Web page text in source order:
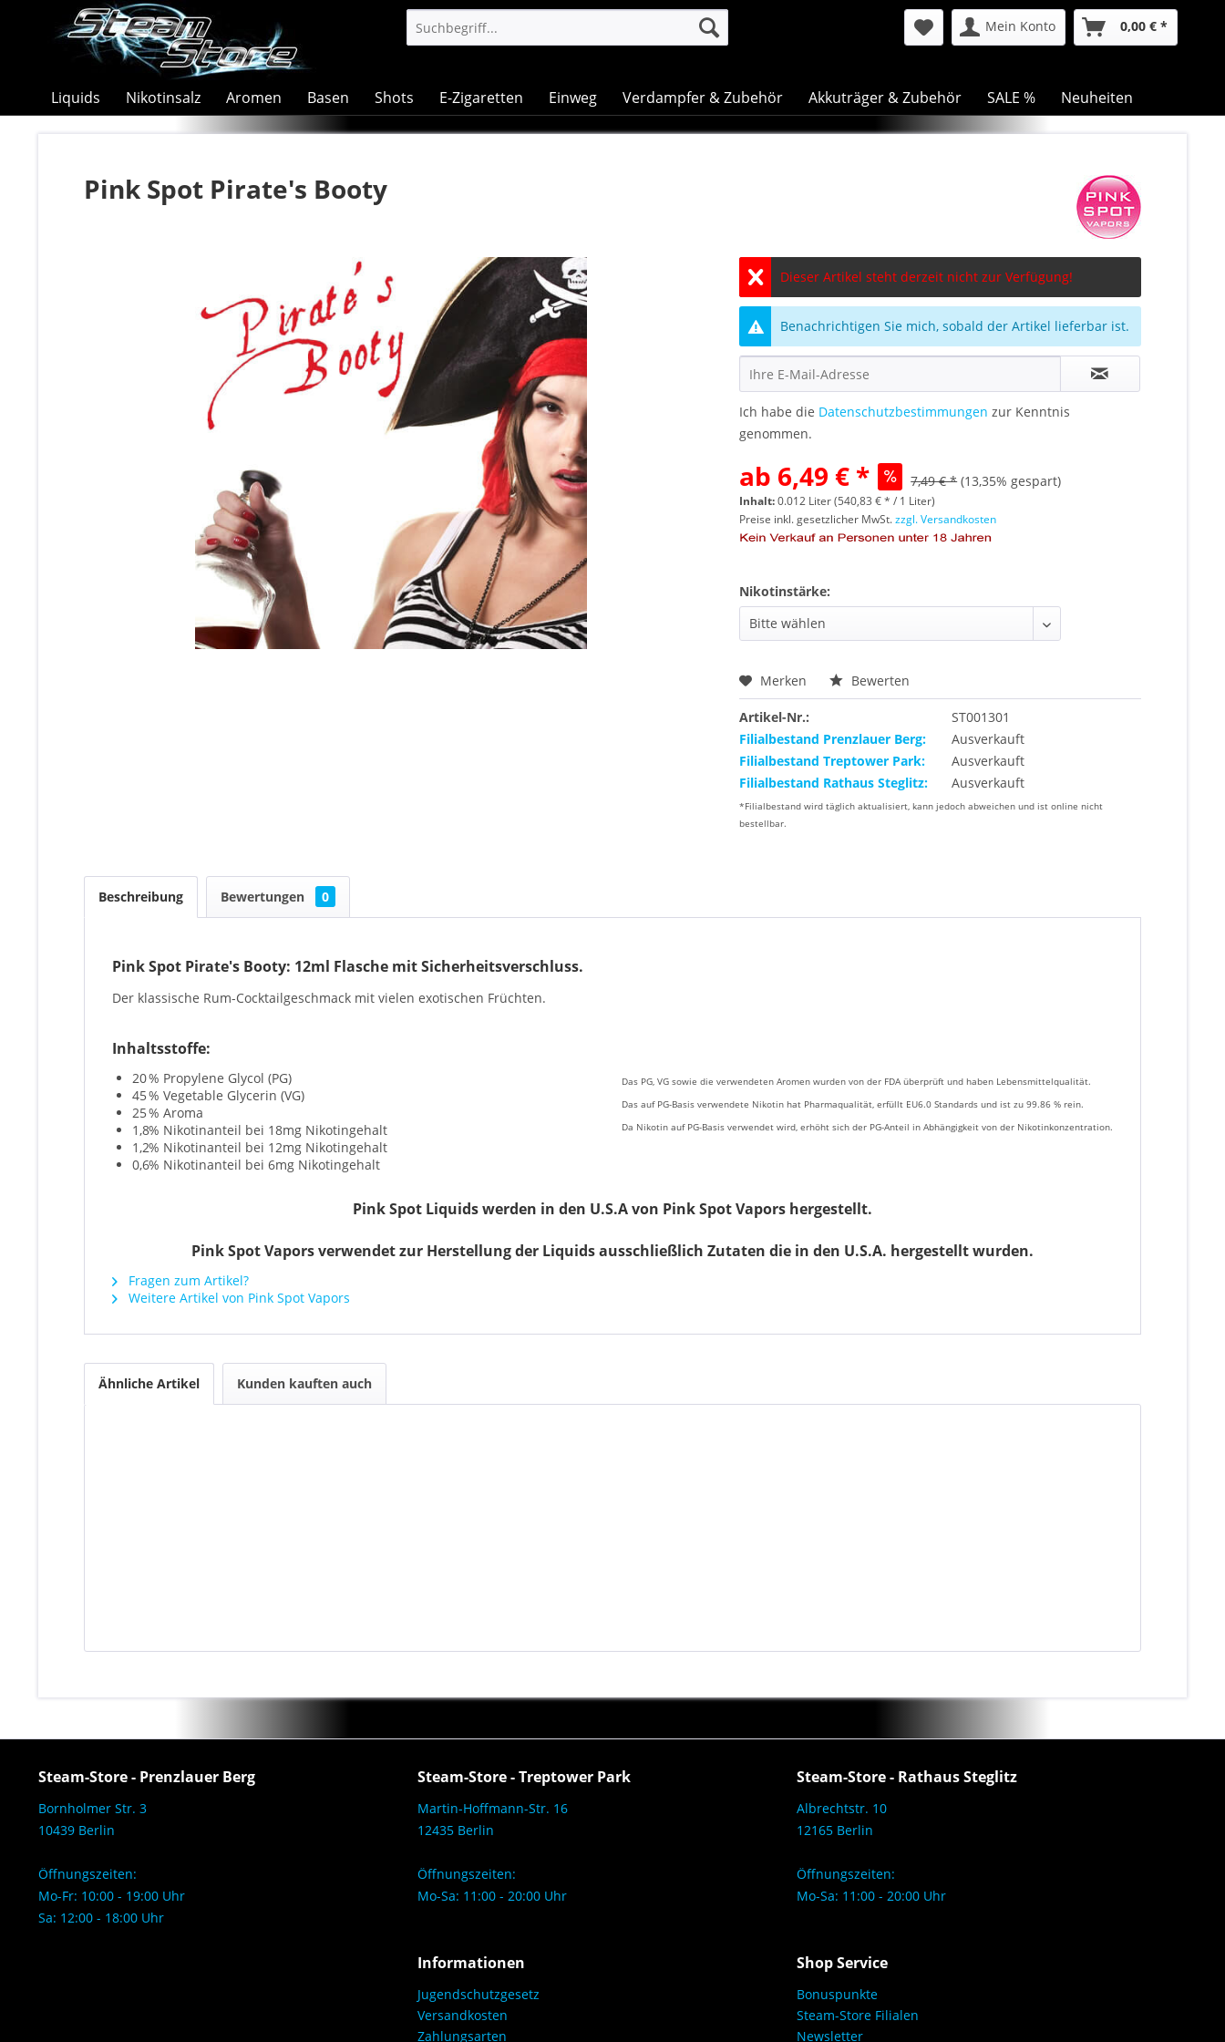
Mein Konto 0,00 € *
Liquids Nikotinsalz Aromen Basen Shots E-Zigaretten Einweg Verdampfer & Zubehör Akkuträger & Zubehör SALE % Neuheiten
Pink Spot Pirate's Booty
Dieser Artikel steht derzeit nicht zur Verfügung!
Benachrichtigen Sie mich, sobald der Artikel lieferbar ist.
Ich habe die Datenschutzbestimmungen zur Kenntnis
genommen.
ab 6,49 € * 7,49 € * (13,35% gespart)
Inhalt:0.012 Liter (540,83 € * / 1 Liter)
Preise inkl. gesetzlicher MwSt.zzgl. Versandkosten
Nikotinstärke:
Merken Bewerten
Artikel-Nr.:
ST001301
Filialbestand Prenzlauer Berg:
Ausverkauft
Filialbestand Treptower Park:
Ausverkauft
Filialbestand Rathaus Steglitz:
Ausverkauft
*Filialbestand wird täglich aktualisiert, kann jedoch abweichen und ist online nicht
bestellbar.
Beschreibung Bewertungen 0
Pink Spot Pirate's Booty: 12ml Flasche mit Sicherheitsverschluss.
Der klassische Rum-Cocktailgeschmack mit vielen exotischen Früchten.
Inhaltsstoffe:
20% Propylene Glycol (PG)
45% Vegetable Glycerin (VG)
25% Aroma
1,8% Nikotinanteil bei 18mg Nikotingehalt
1,2% Nikotinanteil bei 12mg Nikotingehalt
0,6% Nikotinanteil bei 6mg Nikotingehalt
Das PG, VG sowie die verwendeten Aromen wurden von der FDA überprüft und haben Lebensmittelqualität.
Das auf PG-Basis verwendete Nikotin hat Pharmaqualität, erfüllt EU6.0 Standards und ist zu 99.86 % rein.
Da Nikotin auf PG-Basis verwendet wird, erhöht sich der PG-Anteil in Abhängigkeit von der Nikotinkonzentration.
Pink Spot Liquids werden in den U.S.A von Pink Spot Vapors hergestellt.
Pink Spot Vapors verwendet zur Herstellung der Liquids ausschließlich Zutaten die in den U.S.A. hergestellt wurden.
Fragen zum Artikel?
Weitere Artikel von Pink Spot Vapors
Ähnliche Artikel Kunden kauften auch
Steam-Store - Prenzlauer Berg
Bornholmer Str. 3
10439 Berlin
Öffnungszeiten:
Mo-Fr: 10:00 - 19:00 Uhr
Sa: 12:00 - 18:00 Uhr
Steam-Store - Treptower Park
Martin-Hoffmann-Str. 16
12435 Berlin
Öffnungszeiten:
Mo-Sa: 11:00 - 20:00 Uhr
Steam-Store - Rathaus Steglitz
Albrechtstr. 10
12165 Berlin
Öffnungszeiten:
Mo-Sa: 11:00 - 20:00 Uhr
Informationen
Jugendschutzgesetz
Versandkosten
Zahlungsarten
Shop Service
Bonuspunkte
Steam-Store Filialen
Newsletter